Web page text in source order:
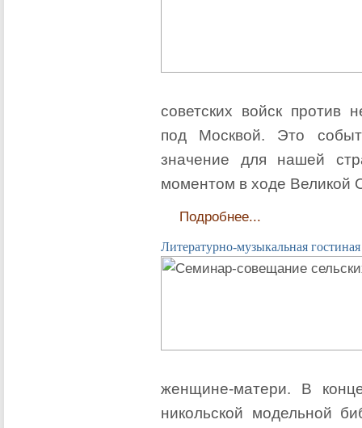
советских войск против
под Москвой. Это
значение для нашей
моментом в ходе Великой
Подробнее...
Литературно-музыкальная
женщине-матери. В
никольской модельной